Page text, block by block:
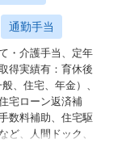
通勤手当
・介護手当、定年
得実績有：育休後
、住宅、年金）、
宅ローン返済補
数料補助、住宅駆
ど、人間ドック、